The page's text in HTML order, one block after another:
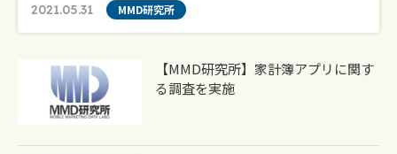
2021.05.31 MMD研究所
【MMD研究所】家計簿アプリに関す
る調査を実施